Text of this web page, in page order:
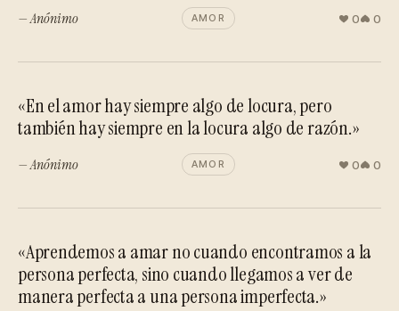
— Anónimo AMOR 0 0
«En el amor hay siempre algo de locura, pero
también hay siempre en la locura algo de razón.»
— Anónimo AMOR 0 0
«Aprendemos a amar no cuando encontramos a la
persona perfecta, sino cuando llegamos a ver de
manera perfecta a una persona imperfecta.»